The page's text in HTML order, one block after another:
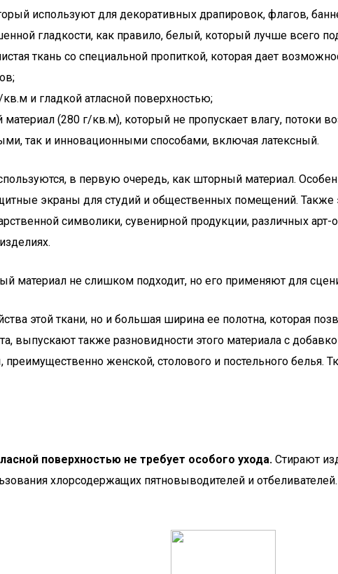
используют для декоративных драпировок, флагов,
гладкости, как правило, белый, который лучше всего
ткань со специальной пропиткой, которая дает
и гладкой атласной поверхностью;
(280 г/кв.м), который не пропускает влагу, потоки
так и инновационными способами, включая латексный.
в первую очередь, как шторный материал.
экраны для студий и общественных помещений. Также
символики, сувенирной продукции, различных
материал не слишком подходит, но его применяют для
этой ткани, но и большая ширина ее полотна, которая
выпускают также разновидности этого материала с
женской, столового и постельного белья.
поверхностью не требует особого ухода. Стирают
хлорсодержащих пятновыводителей и